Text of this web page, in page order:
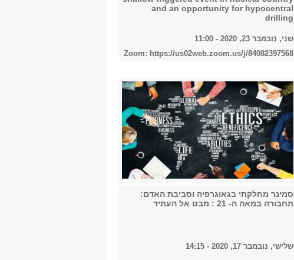
2025
2026
הכל
and an opportunity for hypocentral
drilling
שני, נובמבר 23, 2020 - 11:00
Zoom: https://us02web.zoom.us/j/84082397568
סמינר מחלקתי בגאוגרפיה וסביבת האדם:
תחבורה במאה ה- 21 : מבט אל העתיד
שלישי, נובמבר 17, 2020 - 14:15